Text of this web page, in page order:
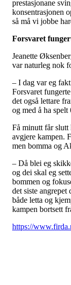
prestasjonane
konsentrasjonen
så må vi jobbe
Forsvaret
Jeanette
var naturleg nok
– I dag var eg
Forsvaret
det også lettare
og med å ha spelt
Få minutt får slutt
avgjere kampen.
men bomma og
– Då blei eg
og dei skal eg
bommen og
det siste
både letta og
kampen bortsett
https://